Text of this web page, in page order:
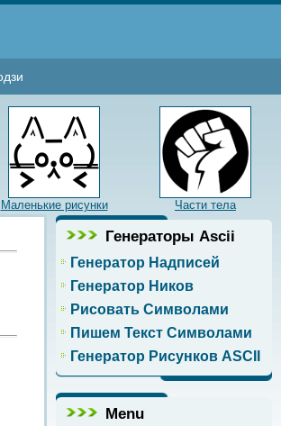
Маленькие рисунки Части тела
Генераторы Ascii
Генератор Надписей
Генератор Ников
Рисовать Символами
Пишем Текст Символами
Генератор Рисунков ASCII
Menu